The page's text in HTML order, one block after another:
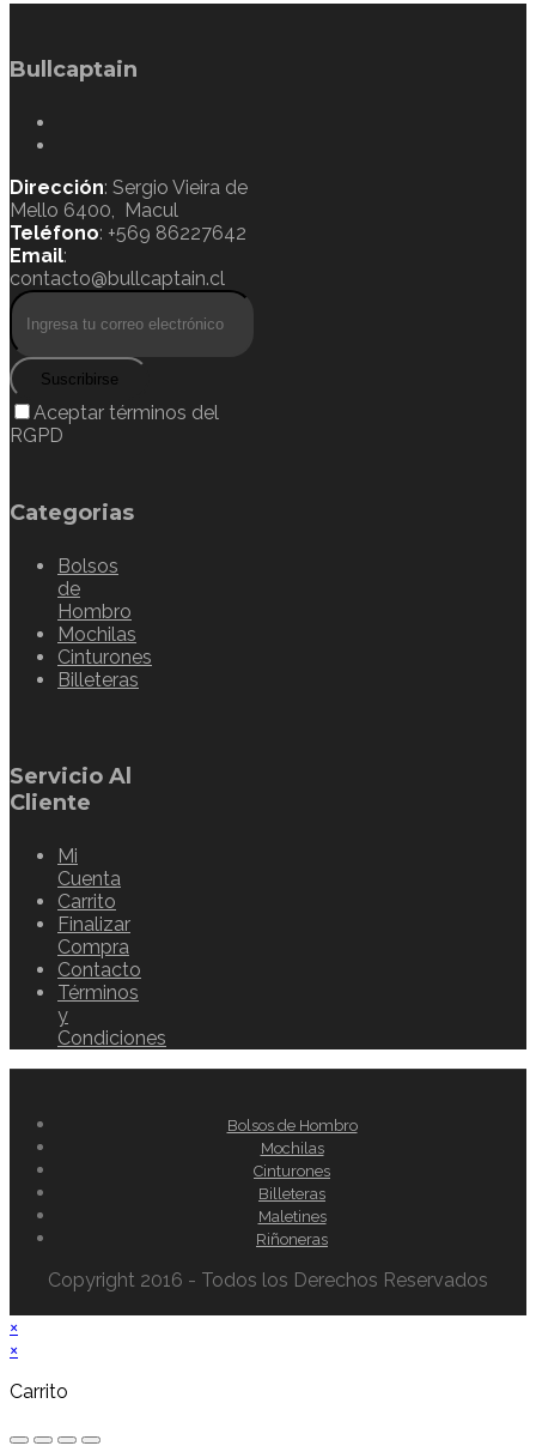
Bullcaptain
Dirección: Sergio Vieira de
Mello 6400, Macul
Teléfono: +569 86227642
Email:
contacto@bullcaptain.cl
Suscribirse
Aceptar términos del
RGPD
Categorias
Bolsos
de
Hombro
Mochilas
Cinturones
Billeteras
Servicio Al
Cliente
Mi
Cuenta
Carrito
Finalizar
Compra
Contacto
Términos
y
Condiciones
Bolsos de Hombro
Mochilas
Cinturones
Billeteras
Maletines
Riñoneras
Copyright 2016 - Todos los Derechos Reservados
×
×
Carrito